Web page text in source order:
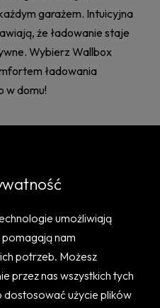
garażem. Intuicyjna
że ładowanie staje
Wybierz Wallbox
ładowania
w domu!
PŁATNOŚCI
umożliwiają
nam
potrzeb. Możesz
przez nas wszystkich tych
dostosować użycie plików